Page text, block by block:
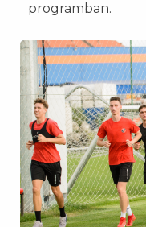
programban.